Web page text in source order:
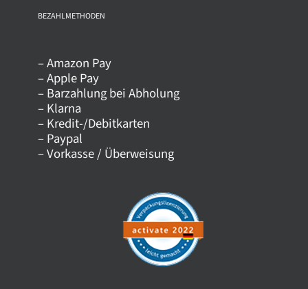
Über uns
Kontakt
Versandkosten
Datenschutz
BEZAHLMETHODEN
– Amazon Pay
– Apple Pay
– Barzahlung bei Abholung
– Klarna
– Kredit-/Debitkarten
– Paypal
– Vorkasse / Überweisung